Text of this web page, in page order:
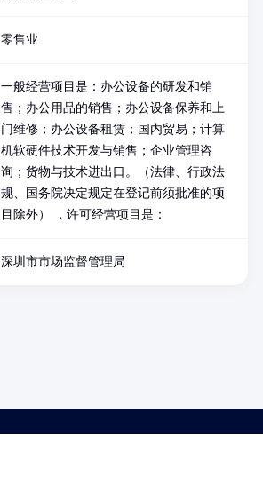
零售业
一般经营项目是：办公设备的研发和销
售；办公用品的销售；办公设备保养和上
门维修；办公设备租赁；国内贸易；计算
机软硬件技术开发与销售；企业管理咨
询；货物与技术进出口。（法律、行政法
规、国务院决定规定在登记前须批准的项
目除外） ，许可经营项目是：
深圳市市场监督管理局